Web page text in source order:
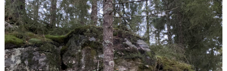
ARRANGEMANG
BLODOMLOPPET BORÅS